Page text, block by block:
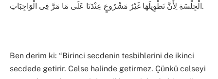
الْجِلْسَةِ لِأَنَّ تَطْوِيلَهَا غَيْرُ مَشْرُوعٍ عِنْدَنَا عَلَى مَا مَرَّ فِى الْوَاجِبَاتِ.
Ben derim ki: “Birinci secdenin tesbihlerini de ikinci
secdede getirir. Celse halinde getirmez. Çünkü celseyi